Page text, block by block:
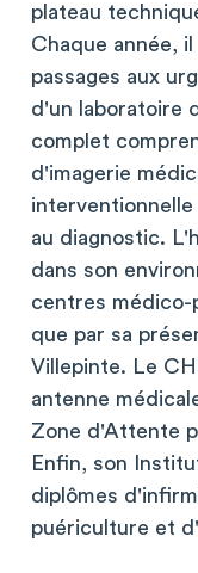
plateau
Chaque année,
passages aux
d'un laboratoire
complet
d'imagerie
au diagnostic.
dans son
centres médico-
que par sa
Villepinte. Le
antenne
Zone d'Attente
Enfin, son
diplômes
puériculture et